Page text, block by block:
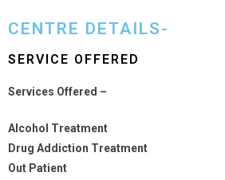
CENTRE DETAILS-
SERVICE OFFERED
Services Offered –
Alcohol Treatment
Drug Addiction Treatment
Out Patient